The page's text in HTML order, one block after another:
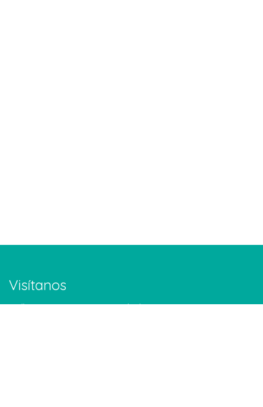
Visítanos
Calle Buenos Aires #150. Col. Altavista. Monterrey. NL.